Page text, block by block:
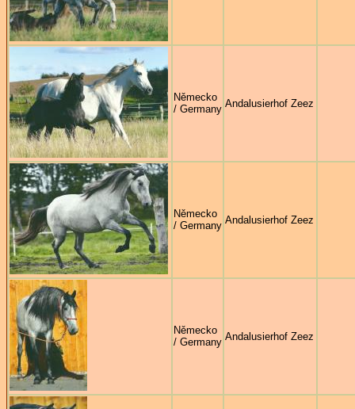
Německo
/ Germany Andalusierhof Zeez
Německo
/ Germany Andalusierhof Zeez
Německo
/ Germany Andalusierhof Zeez